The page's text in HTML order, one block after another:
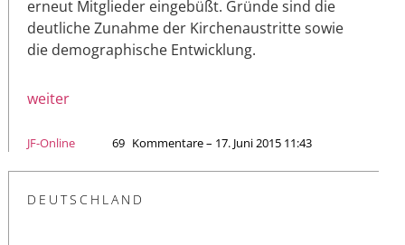
erneut Mitglieder eingebüßt. Gründe sind die
deutliche Zunahme der Kirchenaustritte sowie
die demographische Entwicklung.
weiter
JF-Online 69 Kommentare – 17. Juni 2015 11:43
DEUTSCHLAND